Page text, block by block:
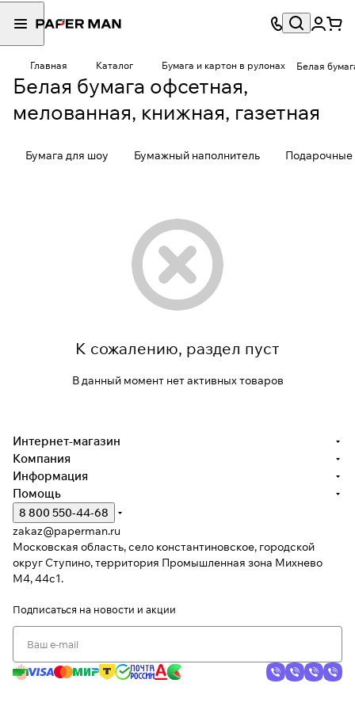
Главная Каталог Бумага и картон в рулонах Белая
Белая бумага офсетная,
мелованная, книжная, газетная
Бумага для шоу Бумажный наполнитель Подарочные
К сожалению, раздел пуст
В данный момент нет активных товаров
Интернет-магазин
Компания
Информация
Помощь
8 800 550-44-68
zakaz@paperman.ru
Московская область, село константиновское, городской
округ Ступино, территория Промышленная зона Михнево
М4, 44с1.
Подписаться на новости и акции